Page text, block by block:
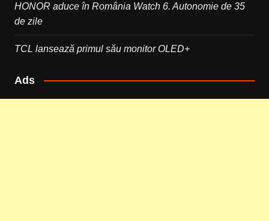
HONOR aduce în România Watch 6. Autonomie de 35
de zile
TCL lansează primul său monitor OLED+
Ads